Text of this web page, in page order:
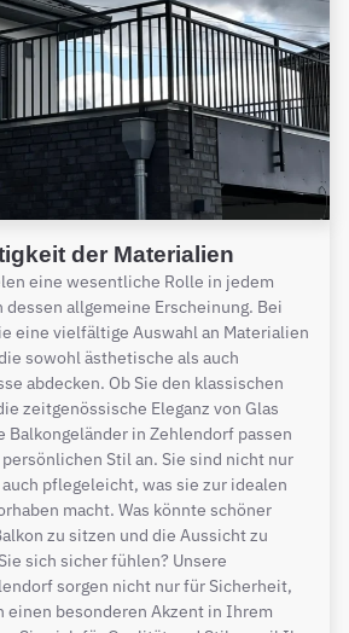
der Materialien
eine wesentliche Rolle in jedem
dessen allgemeine Erscheinung. Bei
eine vielfältige Auswahl an Materialien
sowohl ästhetische als auch
abdecken. Ob Sie den klassischen
zeitgenössische Eleganz von Glas
Balkongeländer in Zehlendorf passen
Stil an. Sie sind nicht nur
pflegeleicht, was sie zur idealen
macht. Was könnte schöner
zu sitzen und die Aussicht zu
sich sicher fühlen? Unsere
sorgen nicht nur für Sicherheit,
einen besonderen Akzent in Ihrem